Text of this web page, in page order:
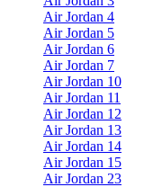
Air Jordan 4
Air Jordan 5
Air Jordan 6
Air Jordan 7
Air Jordan 10
Air Jordan 11
Air Jordan 12
Air Jordan 13
Air Jordan 14
Air Jordan 15
Air Jordan 23